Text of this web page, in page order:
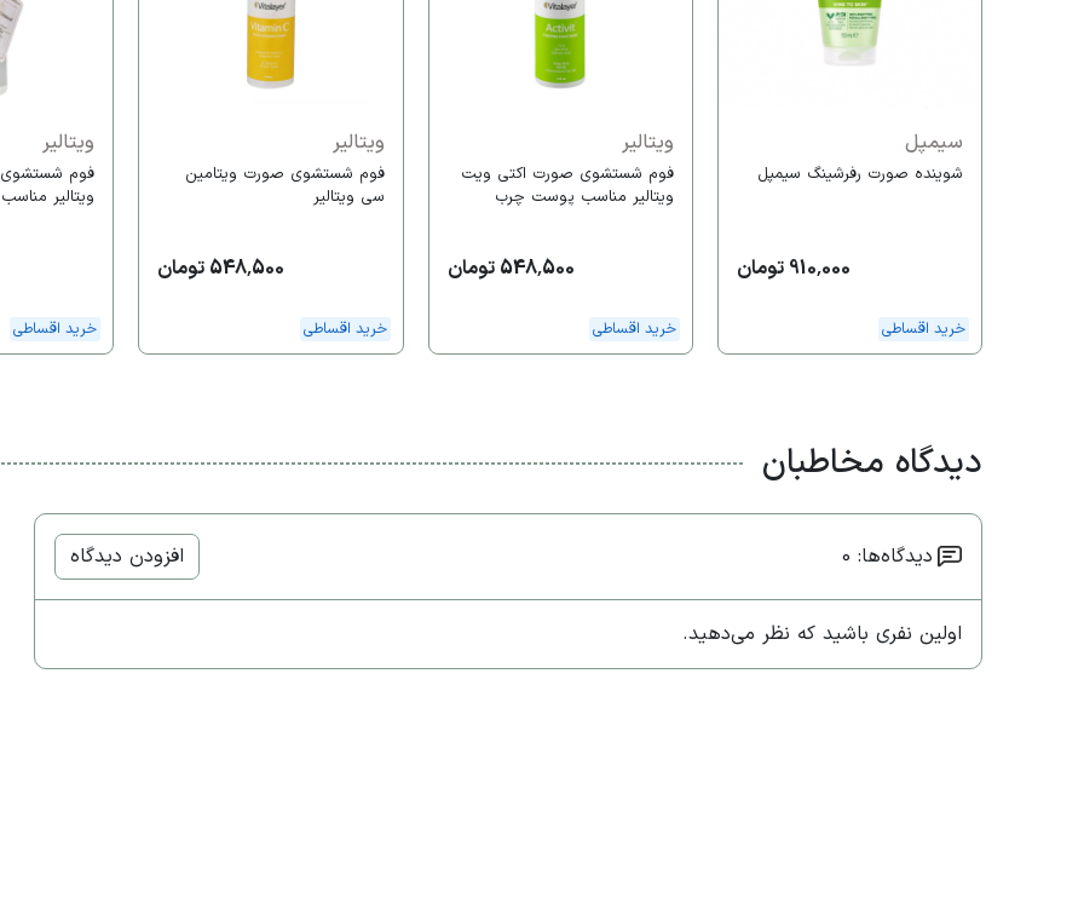
سیمپل
شوینده صورت رفرشینگ سیمپل
910,000 تومان
خرید اقساطی
ویتالیر
فوم شستشوی صورت اکتی ویت
ویتالیر مناسب پوست چرب
548,500 تومان
خرید اقساطی
ویتالیر
فوم شستشوی صورت ویتامین
سی ویتالیر
548,500 تومان
خرید اقساطی
ویتالیر
فوم
ویتالیر
خرید اقساطی
دیدگاه مخاطبان
دیدگاه‌ها: 0 افزودن دیدگاه
اولین نفری باشید که نظر می‌دهید.